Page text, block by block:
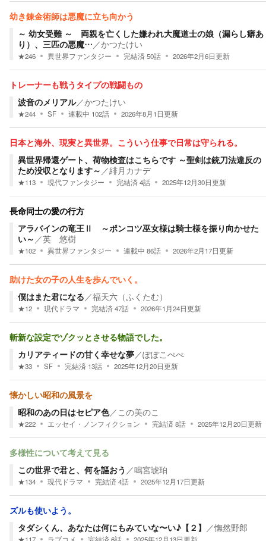
幼き錬金術師は悪魔に立ち向かう
～ 幼女受難 ～ 両親を亡くした嫌われ大魔道士の娘（漏らし癖あ
り）、三匹の悪魔…／かつたけい
★246 異世界ファンタジー 完結済50話 2026年2月6日更新
トレーナーも戦うタイプの戦闘もの
波音のメリアル／かつたけい
★244 SF 連載中 102話 2026年8月1日更新
日本と海外、現実と異世界。こういう仕事で日常は守られる。
異世界帰還ゲート、荷物検査はこちらです ～聖剣は銃刀法違反の
ため没収となります～ ／緋月カナデ
★113 現代ファンタジー 完結済4話 2025年12月30日更新
長命同士の愛の行方
アラバインの竜王Ⅱ ～ポンコツ巫女様は騎士様を振り向かせた
い～ ／英 悠樹
★102 異世界ファンタジー 連載中 86話 2026年2月17日更新
助けた女の子の人生を歩んでいく。
僕はまた君になる／福天六（ふくたむ）
★12 現代ドラマ 完結済47話 2026年1月24日更新
斬新な設定でゾクッとさせる物語でした。
カリアティードの甘く幸せな夢／ぽぽこぺぺ
★33 SF 完結済 13話 2025年12月20日更新
懐かしい昭和の風景を
昭和のあの日はセピア色／ この美のこ
★222 エッセイ・ノンフィクション 完結済8話 2025年12月20日更新
多様性について考えて見る
この世界で君と、何を謳おう ／鳴宮琥珀
★134 現代ドラマ 完結済4話 2025年12月17日更新
ズルも使いよう。
タダシくん、あなたは何にもみていな〜い♪【２】 ／憮然野郎